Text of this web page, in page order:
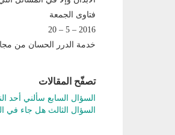
فتاوى الجمعة
2016 – 5 – 20
خدمة الدرر الحسان من
تصفّح المقالات
السؤال السابع سألني أحد
السؤال الثالث هل جاء في